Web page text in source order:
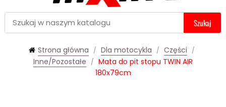
Szukaj
Strona główna Dla motocykla
Części
Inne/Pozostałe
Mata do pit stopu TWIN AIR
180x79cm